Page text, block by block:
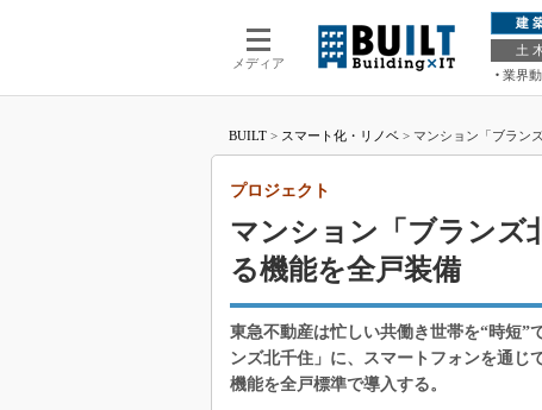
メディア
建
土
業界
BUILT > スマート化・リノベ > マンション「ブラン
マンション「ブランズ
る機能を全戸装備
プロジェクト
東急不動産は忙しい共働き世帯を“時短”
ンズ北千住」に、スマートフォンを通じ
機能を全戸標準で導入する。